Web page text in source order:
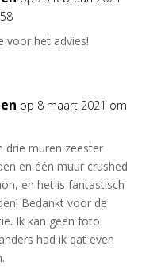
voor het advies!
op 8 maart 2021 om
drie muren zeester
en één muur crushed
en het is fantastisch
Bedankt voor de
Ik kan geen foto
had ik dat even